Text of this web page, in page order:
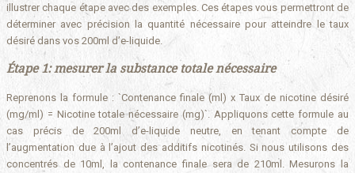
illustrer chaque étape avec des exemples. Ces étapes vous permettront de
déterminer avec précision la quantité nécessaire pour atteindre le taux
désiré dans vos 200ml d’e-liquide.
Étape 1: mesurer la substance totale nécessaire
Reprenons la formule : `Contenance finale (ml) x Taux de nicotine désiré
(mg/ml) = Nicotine totale nécessaire (mg)`. Appliquons cette formule au
cas précis de 200ml d’e-liquide neutre, en tenant compte de
l’augmentation due à l’ajout des additifs nicotinés. Si nous utilisons des
concentrés de 10ml, la contenance finale sera de 210ml. Mesurons la